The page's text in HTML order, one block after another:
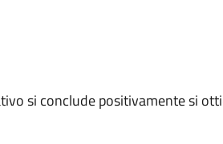
si conclude positivamente si